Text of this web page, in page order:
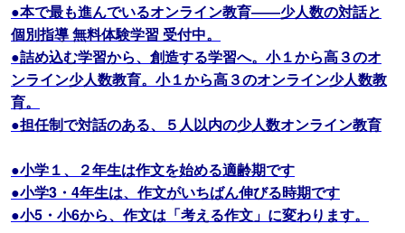
●本で最も進んでいるオンライン教育――少人数の対話と
個別指導 無料体験学習 受付中。
●詰め込む学習から、創造する学習へ。小１から高３のオ
ンライン少人数教育。小１から高３のオンライン少人数教
育。
●担任制で対話のある、５人以内の少人数オンライン教育
●小学１、２年生は作文を始める適齢期です
●小学3・4年生は、作文がいちばん伸びる時期です
●小5・小6から、作文は「考える作文」に変わります。